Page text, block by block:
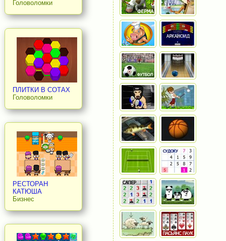
Головоломки
ПЛИТКИ В СОТАХ
Головоломки
РЕСТОРАН
КАТЮША
Бизнес